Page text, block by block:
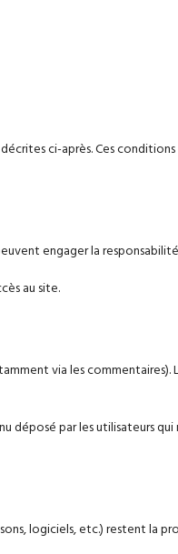
ci-après. Ces
engager la
au site.
via les
par les utilisateurs
logiciels, etc.) restent la